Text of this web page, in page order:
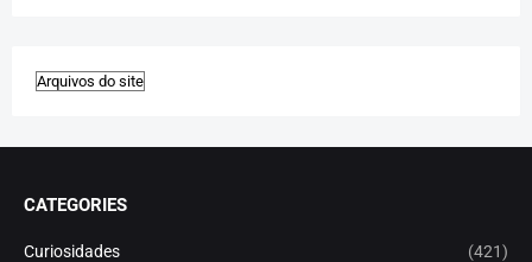
CATEGORIES
Curiosidades (421)